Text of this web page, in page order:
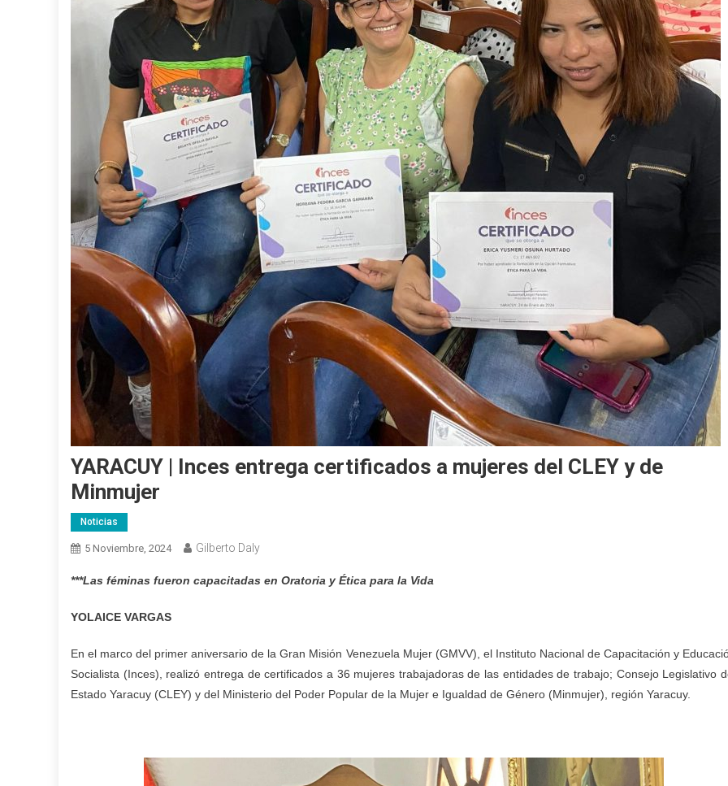
YARACUY | Inces entrega certificados a mujeres del CLEY y de
Minmujer
Noticias
5 Noviembre, 2024 Gilberto Daly
***Las féminas fueron capacitadas en Oratoria y Ética para la Vida
YOLAICE VARGAS
En el marco del primer aniversario de la Gran Misión Venezuela Mujer (GMVV), el Instituto Nacional de Capacitación y
Socialista (Inces), realizó entrega de certificados a 36 mujeres trabajadoras de las entidades de trabajo; Consejo Legislativo
Estado Yaracuy (CLEY) y del Ministerio del Poder Popular de la Mujer e Igualdad de Género (Minmujer), región Yaracuy.